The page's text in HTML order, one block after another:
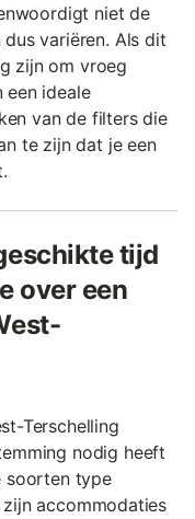
niet de
variëren. Als dit
zijn om vroeg
ideale
van de filters die
te zijn dat je een
tijd
over een
Terschelling
nodig heeft
soorten type
accommodaties